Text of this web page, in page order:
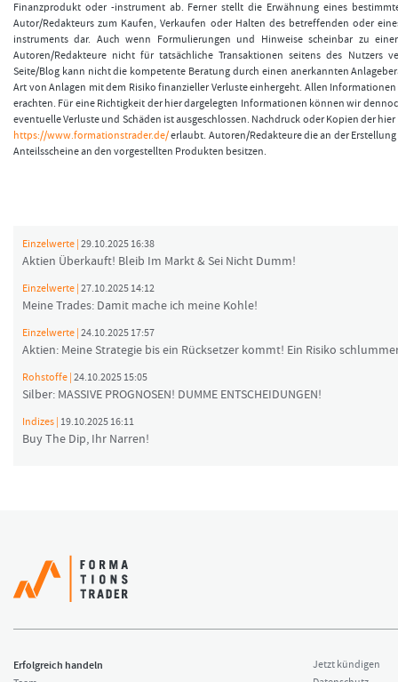
Finanzprodukt oder -instrument ab. Ferner stellt die Erwähnung eines
Autor/Redakteurs zum Kaufen, Verkaufen oder Halten des betreffenden oder
instruments dar. Auch wenn Formulierungen und Hinweise scheinbar zu
Autoren/Redakteure nicht für tatsächliche Transaktionen seitens des Nutzers
Seite/Blog kann nicht die kompetente Beratung durch einen anerkannten
Art von Anlagen mit dem Risiko finanzieller Verluste einhergeht. Allen
erachten. Für eine Richtigkeit der hier dargelegten Informationen können wir
eventuelle Verluste und Schäden ist ausgeschlossen. Nachdruck oder Kopien der
https://www.formationstrader.de/erlaubt. Autoren/Redakteure die an der
Anteilsscheine an den vorgestellten Produkten besitzen.
Einzelwerte | 29.10.2025 16:38
Aktien Überkauft! Bleib Im Markt & Sei Nicht Dumm!
Einzelwerte | 27.10.2025 14:12
Meine Trades: Damit mache ich meine Kohle!
Einzelwerte | 24.10.2025 17:57
Aktien: Meine Strategie bis ein Rücksetzer kommt! Ein Risiko
Rohstoffe | 24.10.2025 15:05
Silber: MASSIVE PROGNOSEN! DUMME ENTSCHEIDUNGEN!
Indizes | 19.10.2025 16:11
Buy The Dip, Ihr Narren!
Erfolgreich handeln
Jetzt kündigen